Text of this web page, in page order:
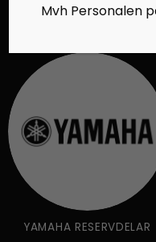
YAMAHA RESERVDELAR
Mvh Personalen